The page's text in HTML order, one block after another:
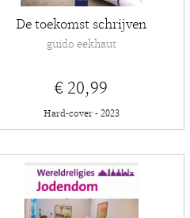
De toekomst schrijven
guido eekhaut
€ 20,99
Hard-cover - 2023